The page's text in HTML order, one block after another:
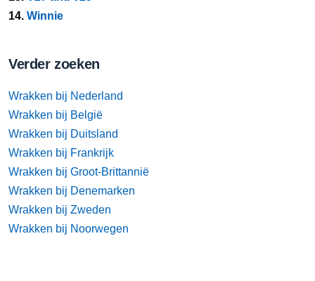
14. Winnie
Verder zoeken
Wrakken bij Nederland
Wrakken bij België
Wrakken bij Duitsland
Wrakken bij Frankrijk
Wrakken bij Groot-Brittannië
Wrakken bij Denemarken
Wrakken bij Zweden
Wrakken bij Noorwegen